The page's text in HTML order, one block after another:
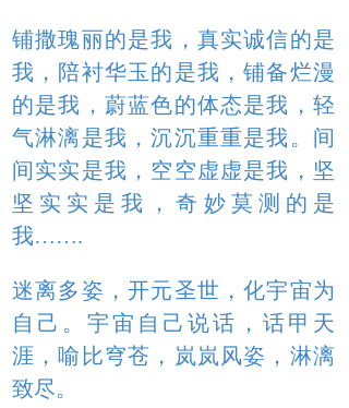
铺撒瑰丽的是我，真实诚信的是
我，陪衬华玉的是我，铺备烂漫
的是我，蔚蓝色的体态是我，轻
气淋漓是我，沉沉重重是我。间
间实实是我，空空虚虚是我，坚
坚实实是我，奇妙莫测的是
我…….
迷离多姿，开元圣世，化宇宙为
自己。宇宙自己说话，话甲天
涯，喻比穹苍，岚岚风姿，淋漓
致尽。